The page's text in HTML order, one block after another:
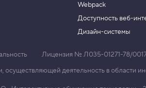
Webpack
Доступность веб-
Дизайн-системы
Лицензия № Л035-01271-78/
осуществляющей деятельность в области